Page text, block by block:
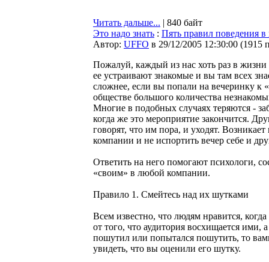
Читать дальше... | 840 байт
Это надо знать : Пять правил поведения
Автор: UFFO в 29/12/2005 12:30:00 (1915
Пожалуй, каждый из нас хоть раз в
ее устраивают знакомые и вы там всех
сложнее, если вы попали на вечеринку к
обществе большого количества
Многие в подобных случаях теряются -
когда же это мероприятие закончится.
говорят, что им пора, и уходят.
компании и не испортить вечер себе и
Ответить на него помогают психологи,
«своим» в любой компании.
Правило 1. Смейтесь над их шутками
Всем известно, что людям нравится,
от того, что аудитория восхищается
пошутил или попытался пошутить, то
увидеть, что вы оценили его шутку.